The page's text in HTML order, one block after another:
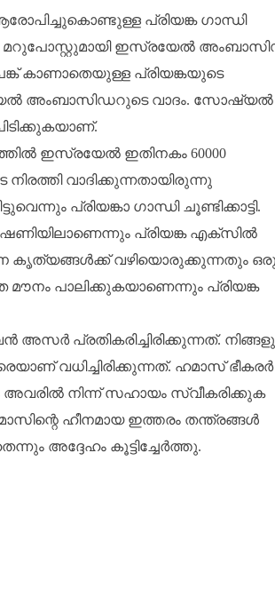
പ്രിയങ്ക ഗാന്ധി
മറുപോസ്റ്റുമായി ഇസ്രയേല്‍
കാണാതെയുള്ള പ്രിയങ്കയുടെ
അംബാസിഡറുടെ വാദം. സോഷ്യല്‍
ഇസ്രയേല്‍ ഇതിനകം 60000
വാദിക്കുന്നതായിരുന്നു
പ്രിയങ്കാ ഗാന്ധി ചൂണ്ടിക്കാട്ടി.
പ്രിയങ്ക എക്‌സില്‍
കൃത്യങ്ങള്‍ക്ക് വഴിയൊരുക്കുന്നതും ഒരു
പാലിക്കുകയാണെന്നും പ്രിയങ്ക
പ്രതികരിച്ചിരിക്കുന്നത്.
വധിച്ചിരിക്കുന്നത്. ഹമാസ് ഭീകരര്‍
അവരില്‍ നിന്ന് സഹായം സ്വീകരിക്കുക
ഹീനമായ ഇത്തരം തന്ത്രങ്ങള്‍
അദ്ദേഹം കൂട്ടിച്ചേര്‍ത്തു.